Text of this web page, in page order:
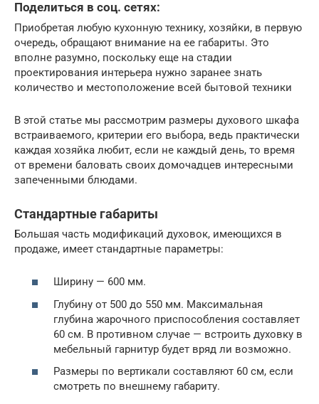
Поделиться в соц. сетях:
Приобретая любую кухонную технику, хозяйки, в первую
очередь, обращают внимание на ее габариты. Это
вполне разумно, поскольку еще на стадии
проектирования интерьера нужно заранее знать
количество и местоположение всей бытовой техники
В этой статье мы рассмотрим размеры духового шкафа
встраиваемого, критерии его выбора, ведь практически
каждая хозяйка любит, если не каждый день, то время
от времени баловать своих домочадцев интересными
запеченными блюдами.
Стандартные габариты
Большая часть модификаций духовок, имеющихся в
продаже, имеет стандартные параметры:
Ширину — 600 мм.
Глубину от 500 до 550 мм. Максимальная
глубина жарочного приспособления составляет
60 см. В противном случае — встроить духовку в
мебельный гарнитур будет вряд ли возможно.
Размеры по вертикали составляют 60 см, если
смотреть по внешнему габариту.